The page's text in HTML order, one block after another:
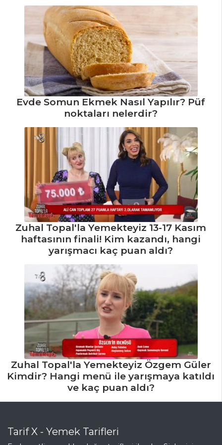
Yapılır?
Bulgur Köfteli
Çorba Tarifi, Nasıl
Yapılır?
Safranlı
Balkabağı Çorbası
Tarifi, Nasıl Yapılır?
Çorbalar Tüm
Tarifleri
PILAV VE
MAKARNA
Bademli Pilav
Tarifi, Nasıl Yapılır?
Kestane Unlu
Perde Pilavı Tarifi,
Nasıl Yapılır?
Pesto Soslu ve
Çam Fıstıklı Arpa
Şehriye Pilavı
Tarifi, Nasıl Yapılır?
Pilav ve Makarna
Tüm Tarifleri
İÇECEKLER
Reyhan Şerbeti
Evde Somun Ekmek Nasıl Yapılır? Püf
noktaları nelerdir?
Zuhal Topal'la Yemekteyiz 13-17 Kasım
haftasının finali! Kim kazandı, hangi
yarışmacı kaç puan aldı?
Zuhal Topal'la Yemekteyiz Özgem Güler
Kimdir? Hangi menü ile yarışmaya katıldı
ve kaç puan aldı?
Tarif X - Yemek Tarifleri